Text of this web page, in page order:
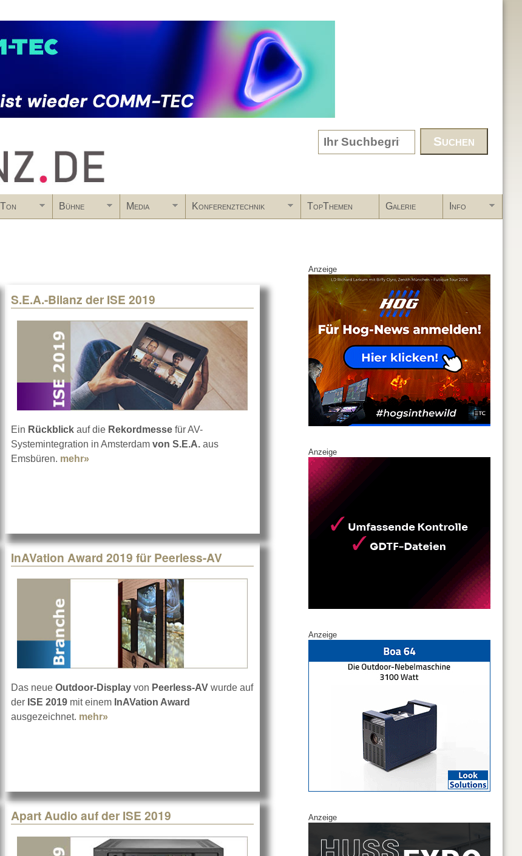
Search form
Ton Bühne Media Konferenztechnik TopThemen Galerie Info
mit HiperSource Browser
S.E.A.-Bilanz der ISE 2019
Ein Rückblick auf die Rekordmesse für AV-
Systemintegration in Amsterdam von S.E.A. aus
Emsbüren. mehr»
InAVation Award 2019 für Peerless-AV
Das neue Outdoor-Display von Peerless-AV wurde auf
der ISE 2019 mit einem InAVation Award
ausgezeichnet. mehr»
Apart Audio auf der ISE 2019
Anzeige
Anzeige
Anzeige
Anzeige